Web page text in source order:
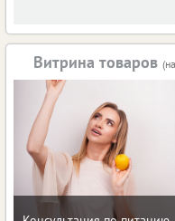
Витрина товаров